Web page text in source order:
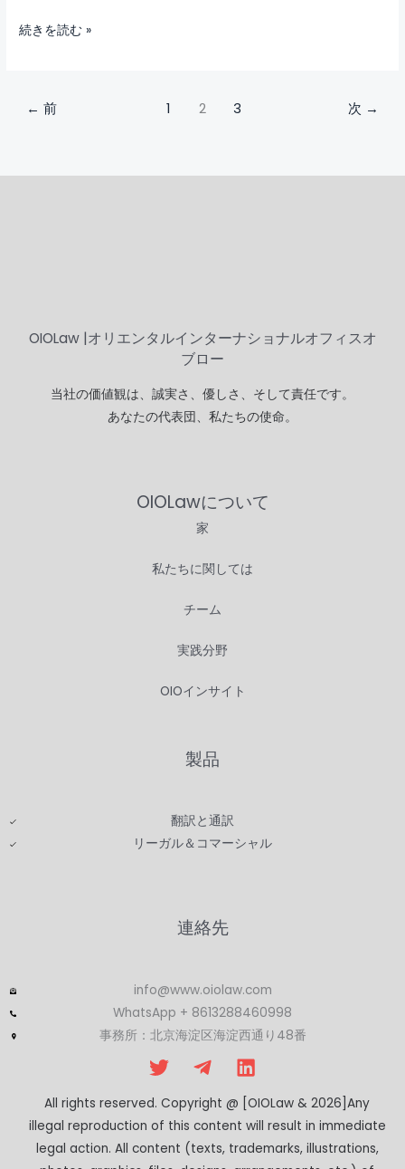
続きを読む »
← 前 1 2 3 次 →
OIOLaw |オリエンタルインターナショナルオフィスオ
ブロー
当社の価値観は、誠実さ、優しさ、そして責任です。
あなたの代表団、私たちの使命。
OIOLawについて
家
私たちに関しては
チーム
実践分野
OIOインサイト
製品
翻訳と通訳
リーガル＆コマーシャル
連絡先
info@www.oiolaw.com
WhatsApp + 8613288460998
事務所：北京海淀区海淀西通り48番
All rights reserved. Copyright @ [OIOLaw & 2026]Any
illegal reproduction of this content will result in immediate
legal action. All content (texts, trademarks, illustrations,